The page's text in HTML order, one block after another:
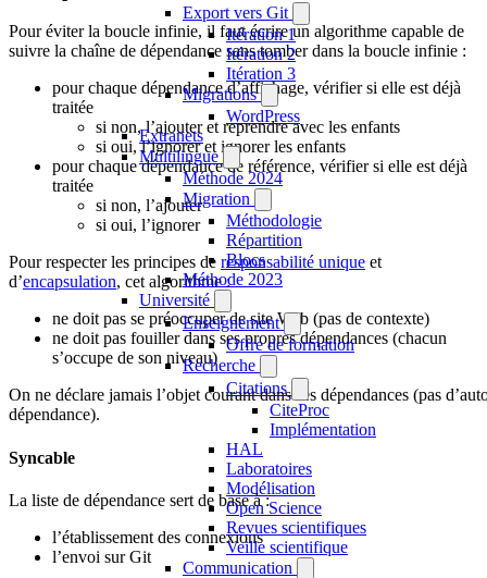
Export vers Git
Itération 1
Itération 2
Itération 3
Migrations
WordPress
Extranets
Multilingue
Méthode 2024
Migration
Méthodologie
Répartition
Blocs
Méthode 2023
Université
Enseignement
Offre de formation
Recherche
Citations
CiteProc
Implémentation
HAL
Laboratoires
Modélisation
Open Science
Revues scientifiques
Veille scientifique
Communication
Pour éviter la boucle infinie, il faut écrire un algorithme capable de
suivre la chaîne de dépendance sans tomber dans la boucle infinie :
pour chaque dépendance d’affichage, vérifier si elle est déjà
traitée
si non, l’ajouter et reprendre avec les enfants
si oui, l’ignorer et ignorer les enfants
pour chaque dépendance de référence, vérifier si elle est déjà
traitée
si non, l’ajouter
si oui, l’ignorer
Pour respecter les principes de responsabilité unique et
d’encapsulation, cet algorithme :
ne doit pas se préoccuper de site Web (pas de contexte)
ne doit pas fouiller dans ses propres dépendances (chacun
s’occupe de son niveau)
On ne déclare jamais l’objet courant dans ses dépendances (pas
dépendance).
Syncable
La liste de dépendance sert de base à :
l’établissement des connexions
l’envoi sur Git